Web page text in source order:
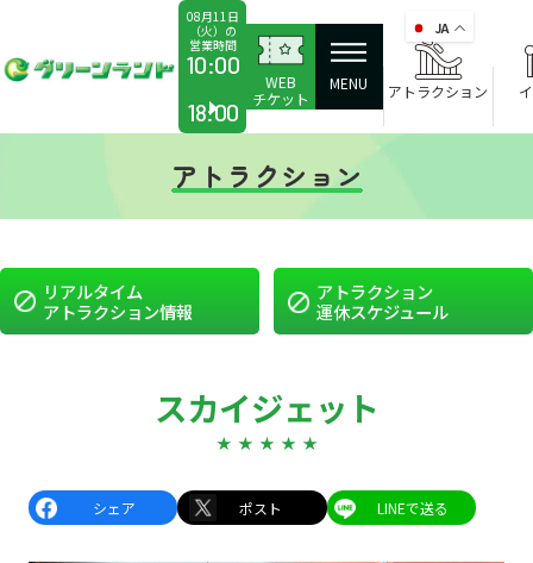
08月11日
（火）の
営業時間
10:00か
ら
18:00
WEB
チケット
MENU アトラクション
アトラクション
リアルタイム
アトラクション情報
アトラクション
運休スケジュール
スカイジェット
シェア ポスト LINEで送る
JA